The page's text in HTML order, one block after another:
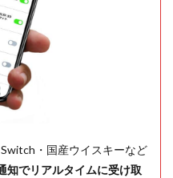
・国産ウイスキーなど
知でリアルタイムに受け取